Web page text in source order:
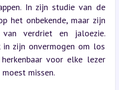
In zijn studie van de
het onbekende, maar zijn
van verdriet en jaloezie.
zijn onvermogen om los
voor elke lezer
missen.